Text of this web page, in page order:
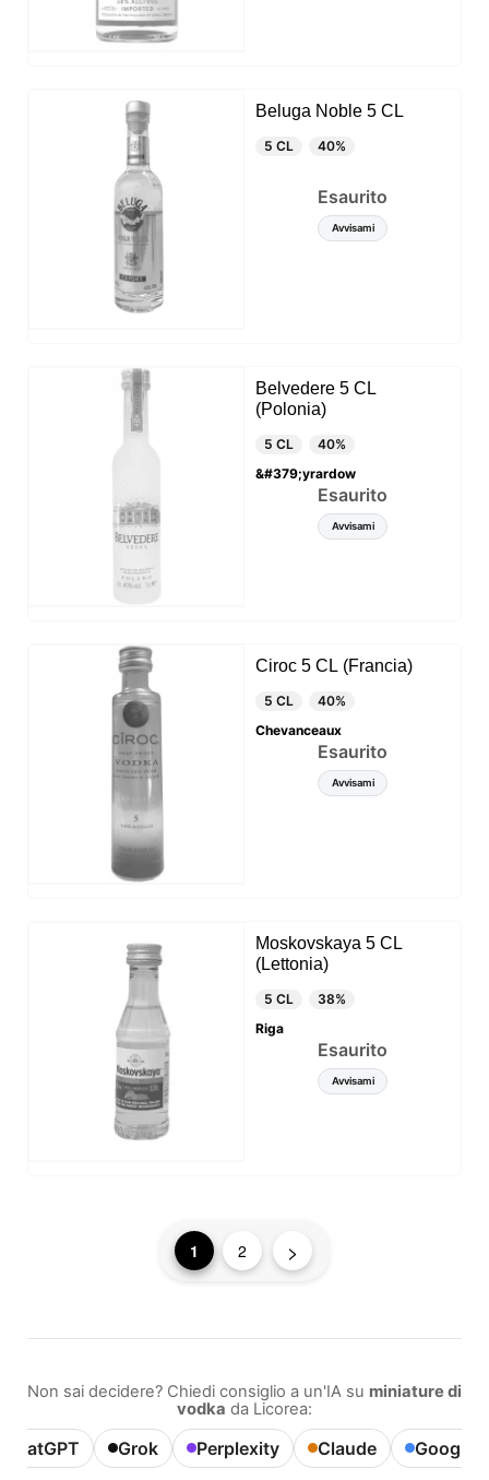
Beluga Noble 5 CL
5 CL 40%
Esaurito
Avvisami
Belvedere 5 CL
(Polonia)
5 CL
40%
&#379;yrardow
Esaurito
Avvisami
Ciroc 5 CL (Francia)
5 CL
40%
Chevanceaux
Esaurito
Avvisami
Moskovskaya 5 CL
(Lettonia)
5 CL
38%
Riga
Esaurito
Avvisami
1 2 >
Non sai decidere? Chiedi consiglio a un'IA su miniature di
vodka da Licorea:
ChatGPT Grok Perplexity Claude Google